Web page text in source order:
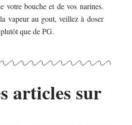
votre bouche et de vos narines.
vapeur au gout, veillez à doser
que de PG.
articles sur